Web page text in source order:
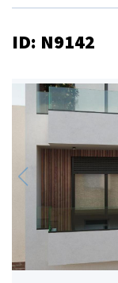
ID: N9142